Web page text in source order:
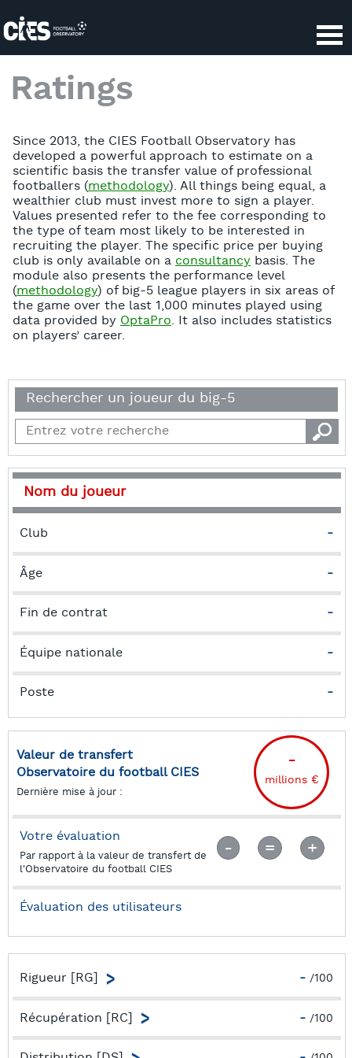
Ratings
Since 2013, the CIES Football Observatory has
developed a powerful approach to estimate on a
scientific basis the transfer value of professional
footballers (methodology). All things being equal, a
wealthier club must invest more to sign a player.
Values presented refer to the fee corresponding to
the type of team most likely to be interested in
recruiting the player. The specific price per buying
club is only available on a consultancy basis. The
module also presents the performance level
(methodology) of big-5 league players in six areas of
the game over the last 1,000 minutes played using
data provided by OptaPro. It also includes statistics
on players’ career.
Rechercher un joueur du big-5
Nom du joueur
Club -
Âge -
Fin de contrat -
Équipe nationale -
Poste -
Valeur de transfert
Observatoire du football CIES
Dernière mise à jour :
-
millions €
Votre évaluation
Par rapport à la valeur de transfert de
l'Observatoire du football CIES
Évaluation des utilisateurs
Rigueur [RG] - /100
Capacité à minimiser les chances des adversaires par
une forte présence dans les duels
Récupération [RC] - /100
Capacité à minimiser les chances des adversaires par un
bon travail d’interception